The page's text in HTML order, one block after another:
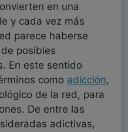
en una
y cada vez más
parece haberse
posibles
En este sentido
como adicción,
de la red, para
De entre las
adictivas,